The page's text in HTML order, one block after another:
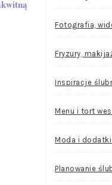
Fotografia,
Fryzury,
Inspiracje
Menu i tort
Moda i
Planowanie